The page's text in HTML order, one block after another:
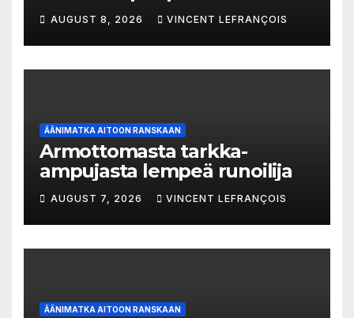
AUGUST 8, 2026 VINCENT LEFRANÇOIS
ÄÄNIMATKA AITOON RANSKAAN
Armottomasta tarkka-
ampujasta lempeä runoilija
AUGUST 7, 2026 VINCENT LEFRANÇOIS
ÄÄNIMATKA AITOON RANSKAAN